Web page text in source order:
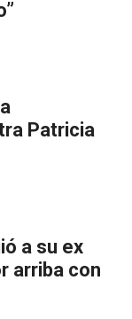
Patricia
a su ex
arriba con